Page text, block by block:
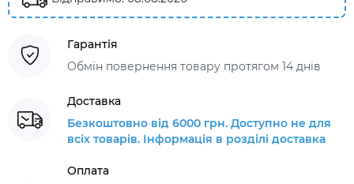
Гарантія
Обмін повернення товару протягом 14 днів
Доставка
Безкоштовно від 6000 грн. Доступно не для
всіх товарів. Інформація в розділі доставка
Оплата